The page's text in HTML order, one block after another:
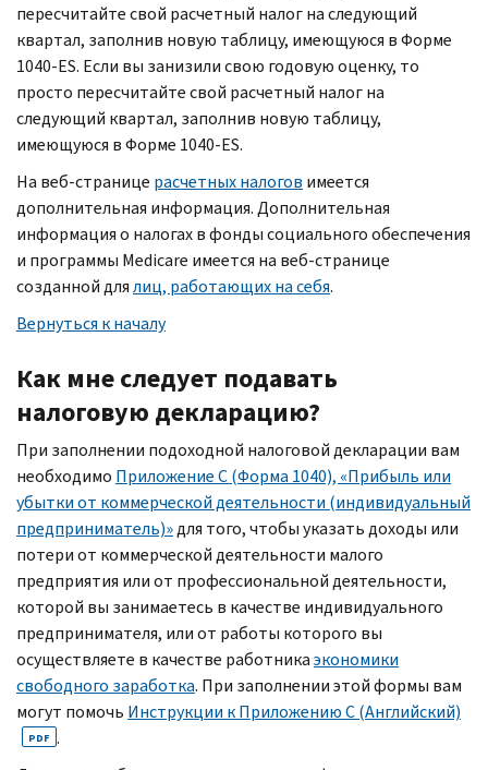
пересчитайте свой расчетный налог на следующий
квартал, заполнив новую таблицу, имеющуюся в Форме
1040-ES. Если вы занизили свою годовую оценку, то
просто пересчитайте свой расчетный налог на
следующий квартал, заполнив новую таблицу,
имеющуюся в Форме 1040-ES.
На веб-странице расчетных налогов имеется
дополнительная информация. Дополнительная
информация о налогах в фонды социального обеспечения
и программы Medicare имеется на веб-странице
созданной длялиц, работающих на себя.
Вернуться к началу
Как мне следует подавать
налоговую декларацию?
При заполнении подоходной налоговой декларации вам
необходимо ПриложениеC(Форма 1040), «Прибыль или
убытки от коммерческой деятельности (индивидуальный
предприниматель)»для того, чтобы указать доходы или
потери от коммерческой деятельности малого
предприятия или от профессиональной деятельности,
которой вы занимаетесь в качестве индивидуального
предпринимателя, или от работы которого вы
осуществляете в качестве работникаэкономики
свободного заработка. При заполнении этой формы вам
могут помочь Инструкции к ПриложениюC(Английский)
PDF .